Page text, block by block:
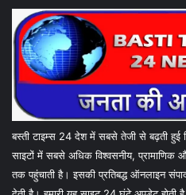
बस्ती टाइम्स 24 देश में सबसे तेजी से बढ़ती हुई
साइटों में सबसे अधिक विश्वसनीय, प्रामाणिक
तक पहुंचाती है। इसकी प्रतिबद्ध ऑनलाइन